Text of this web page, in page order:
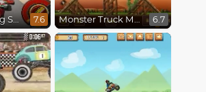
Cars Lightning Speed 7.6 Monster Truck Madness 6.7